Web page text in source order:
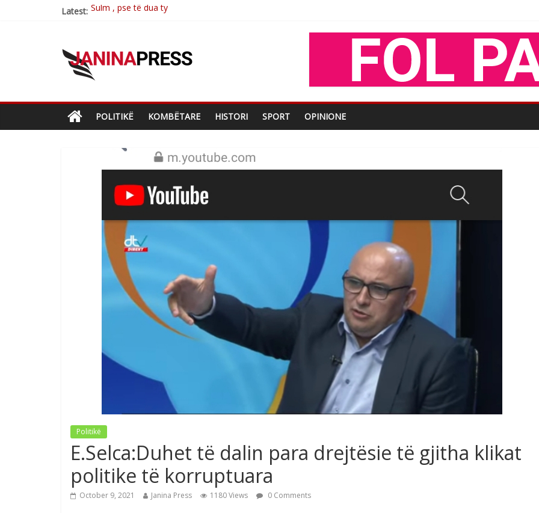
Latest: Postim me vlera nga artistja e mirëfilltë Mimoza Gjoni
Brahim Çekaj njē veprimtar i respektuar i çeshtjës kombëtare
POLITIKË KOMBËTARE HISTORI SPORT OPINIONE
Politikë
E.Selca:Duhet të dalin para drejtësie të gjitha klikat
politike të korruptuara
October 9, 2021 Janina Press 1180 Views 0 Comments